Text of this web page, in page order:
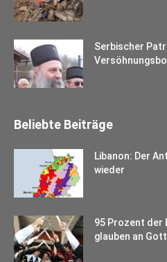
Serbischer
Beliebte Beiträge
Libanon: Der
wieder
95 Prozent der
glauben an Gott